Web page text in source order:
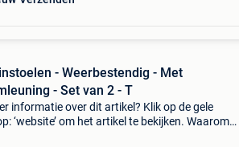
- Weerbestendig - Met
- Set van 2 - T
informatie over dit artikel? Klik op de gele
‘website’ om het artikel te bekijken. Waarom